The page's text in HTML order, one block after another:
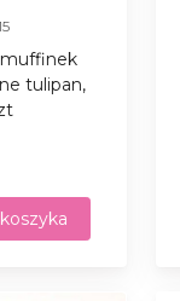
tulipan,